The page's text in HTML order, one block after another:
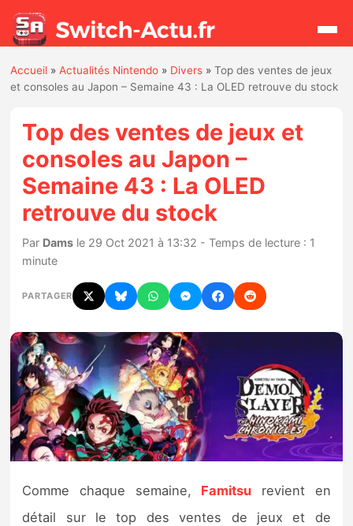
Rechercher
Actualités
Jeux
Hardware
Mises à jour
Chiffres de ventes
Rumeurs
Nintendo Direct
Tests et previews
Tests d’accessoires
Accueil »Actualités Nintendo » Divers »Top des ventes de jeux
et consoles au Japon – Semaine 43 : La OLED retrouve du stock
Top des ventes de jeux et
consoles au Japon –
Semaine 43 : La OLED
retrouve du stock
Par Dams le 29 Oct 2021 à 13:32 - Temps de lecture : 1
minute
PARTAGER
Comme chaque semaine, Famitsu
revient en
détail sur le top des ventes de jeux et de